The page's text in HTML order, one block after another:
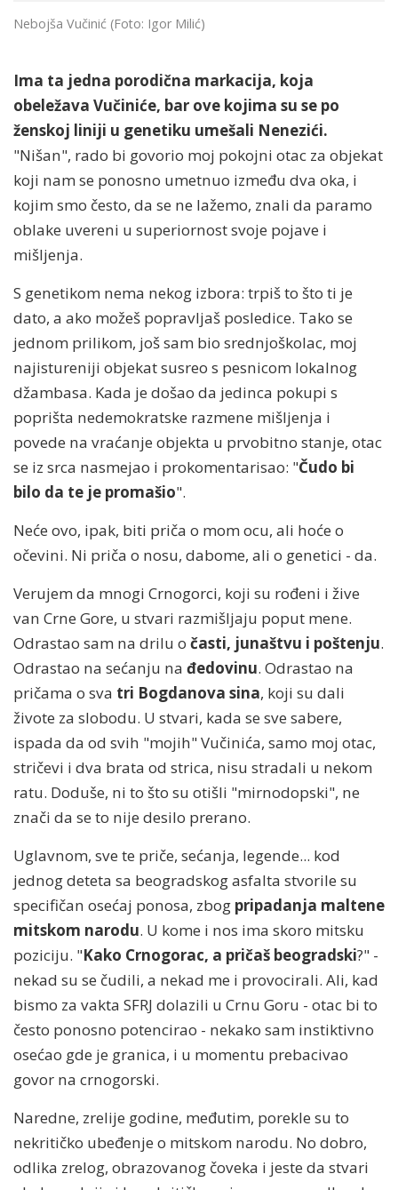
Nebojša Vučinić (Foto: Igor Milić)
Ima ta jedna porodična markacija, koja
obeležava Vučiniće, bar ove kojima su se po
ženskoj liniji u genetiku umešali Nenezići.
"Nišan", rado bi govorio moj pokojni otac za objekat
koji nam se ponosno umetnuo između dva oka, i
kojim smo često, da se ne lažemo, znali da paramo
oblake uvereni u superiornost svoje pojave i
mišljenja.
S genetikom nema nekog izbora: trpiš to što ti je
dato, a ako možeš popravljaš posledice. Tako se
jednom prilikom, još sam bio srednjoškolac, moj
najistureniji objekat susreo s pesnicom lokalnog
džambasa. Kada je došao da jedinca pokupi s
poprišta nedemokratske razmene mišljenja i
povede na vraćanje objekta u prvobitno stanje, otac
se iz srca nasmejao i prokomentarisao: "Čudo bi
bilo da te je promašio".
Neće ovo, ipak, biti priča o mom ocu, ali hoće o
očevini. Ni priča o nosu, dabome, ali o genetici - da.
Verujem da mnogi Crnogorci, koji su rođeni i žive
van Crne Gore, u stvari razmišljaju poput mene.
Odrastao sam na drilu o časti, junaštvu i poštenju.
Odrastao na sećanju na đedovinu. Odrastao na
pričama o sva tri Bogdanova sina, koji su dali
živote za slobodu. U stvari, kada se sve sabere,
ispada da od svih "mojih" Vučinića, samo moj otac,
stričevi i dva brata od strica, nisu stradali u nekom
ratu. Doduše, ni to što su otišli "mirnodopski", ne
znači da se to nije desilo prerano.
Uglavnom, sve te priče, sećanja, legende... kod
jednog deteta sa beogradskog asfalta stvorile su
specifičan osećaj ponosa, zbog pripadanja maltene
mitskom narodu. U kome i nos ima skoro mitsku
poziciju. "Kako Crnogorac, a pričaš beogradski?" -
nekad su se čudili, a nekad me i provocirali. Ali, kad
bismo za vakta SFRJ dolazili u Crnu Goru - otac bi to
često ponosno potencirao - nekako sam instiktivno
osećao gde je granica, i u momentu prebacivao
govor na crnogorski.
Naredne, zrelije godine, međutim, porekle su to
nekritičko ubeđenje o mitskom narodu. No dobro,
odlika zrelog, obrazovanog čoveka i jeste da stvari